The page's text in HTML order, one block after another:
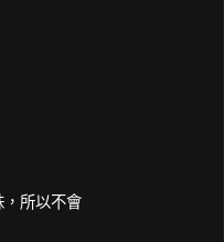
，所以不會